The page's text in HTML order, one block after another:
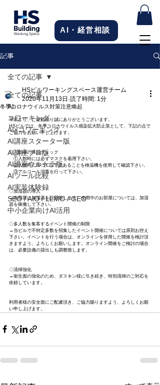
AI・経営相談
記事
全ての記事
AI
コワーキング
AI×コワーキング
AI講座スターター版
AI講座プロ版
AI講座ウルトラ版
AIツール比較
AI実装体験録
SEO / AIO / LLMO / GEO
中小企業向けAI活用
全ての記事
冬季コロナウイルス対策注意喚起
HSビルワーキングスペース運営チーム
2020年11月13日 読了時間: 1分
平素より、ご愛顧賜り誠にありがとうございます。
HSビルでは、冬季コロナウイルス感染拡大防止策として、下記の点で
ご協力をお願い申し上げます。
◇入館者の体温チェック
①入館時には必ずマスクを着用下さい。
②入館時に37.5℃以下であることを検温機を使用して確認下さい。
③アルコール消毒を行って下さい。
◇加湿器の導入
→各部屋に加湿器を設置致します。使用中のお部屋については、加湿
器を稼働して下さい。
◇多人数を集客するイベント開催の制限
→当ビルで不特定多数を招集したイベント開催については原則お控え
下さい。イベントを行う場合は、オンラインを併用した開催を検討頂
きますよう、よろしくお願いします。オンライン開催をご検討の場合
は、必要設備の貸出しも調整致します。
◇清掃強化
→衛生面の強化のため、ダスキン様に引き続き、特別清掃のご対応を
依頼しています。
利用者様の安全面にご配慮頂き、ご協力賜りますよう、よろしくお願
い申し上げます。